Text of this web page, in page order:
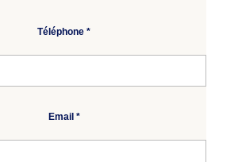
Téléphone *
Email *